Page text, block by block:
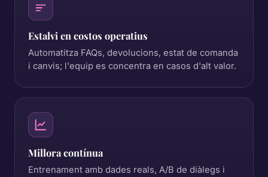
Estalvi en costos operatius
Automatitza FAQs, devolucions, estat de comanda
i canvis; l'equip es concentra en casos d'alt valor.
Millora contínua
Entrenament amb dades reals, A/B de diàlegs i